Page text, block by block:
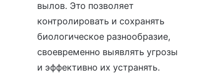
вылов. Это позволяет
контролировать и сохранять
биологическое разнообразие,
своевременно выявлять угрозы
и эффективно их устранять.